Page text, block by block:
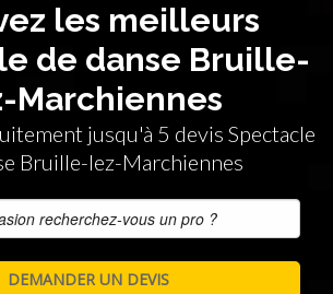
les meilleurs
de danse Bruille-
Marchiennes
jusqu'à 5 devis Spectacle
Bruille-lez-Marchiennes